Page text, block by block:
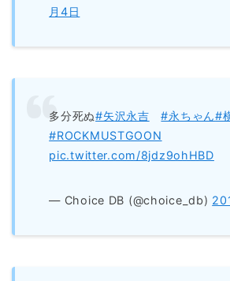
月4日
多分死ぬ#矢沢永吉 #永ちゃん#
#ROCKMUSTGOON
pic.twitter.com/8jdz9ohHBD
— Choice DB (@choice_db)